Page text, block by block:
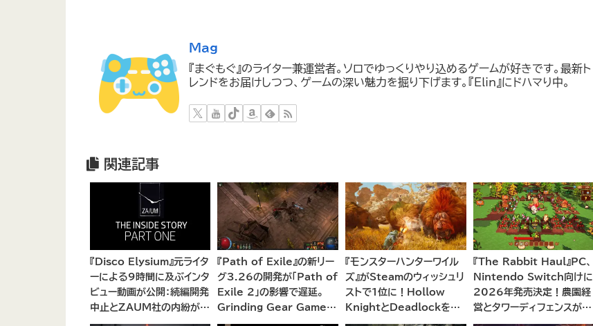
Mag
『まぐもぐ』のライター兼運営者。ソロでゆっくりやり込めるゲームが好きです。最新ト
レンドをお届けしつつ、ゲームの深い魅力を掘り下げます。『Elin』にドハマり中。
関連記事
『Disco Elysium』元ライタ
ーによる9時間に及ぶインタ
ビュー動画が公開：続編開発
中止とZAUM社の内紛が浮
き彫りに
『Path of Exile』の新リー
グ3.26の開発が「Path of
Exile 2」の影響で遅延。
Grinding Gear Games
が開発リソースの集中と今
『モンスターハンターワイル
ズ』がSteamのウィッシュリ
ストで1位に！Hollow
KnightとDeadlockを抑
えてトップに立つ
『The Rabbit Haul』PC、
Nintendo Switch向けに
2026年発売決定！農園経
営とタワーディフェンスが融
合した新感覚アドベンチャー